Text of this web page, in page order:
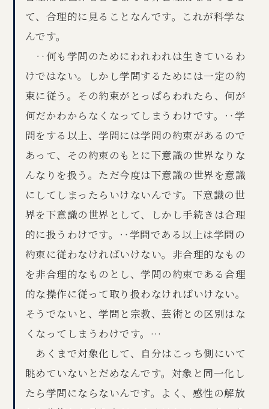
て、合理的に見ることなんです。これが科学な
んです。
‥何も学問のためにわれわれは生きているわ
けではない。しかし学問するためには一定の約
束に従う。その約束がとっぱらわれたら、何が
何だかわからなくなってしまうわけです。‥学
問をする以上、学問には学問の約束があるので
あって、その約束のもとに下意識の世界なりな
んなりを扱う。ただ今度は下意識の世界を意識
にしてしまったらいけないんです。下意識の世
界を下意識の世界として、しかし手続きは合理
的に扱うわけです。‥学問である以上は学問の
約束に従わなければいけない。非合理的なもの
を非合理的なものとし、学問の約束である合理
的な操作に従って取り扱わなければいけない。
そうでないと、学問と宗教、芸術との区別はな
くなってしまうわけです。…
あくまで対象化して、自分はこっち側にいて
眺めていないとだめなんです。対象と同一化し
たら学問にならないんです。よく、感性の解放